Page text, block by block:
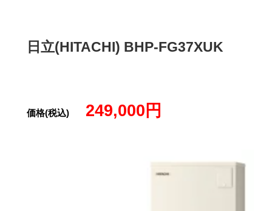
日立(HITACHI) BHP-FG37XUK
価格(税込)249,000円